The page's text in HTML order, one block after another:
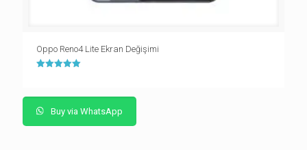
Oppo Reno4 Lite Ekran Değişimi
Buy via WhatsApp